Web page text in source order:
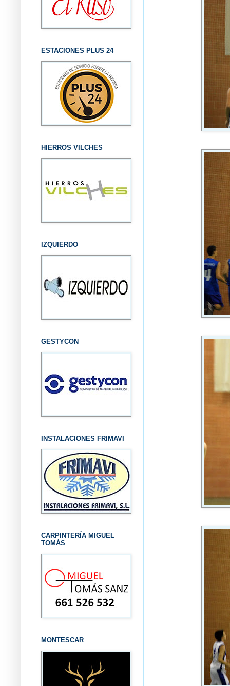
ESTACIONES PLUS 24
HIERROS VILCHES
IZQUIERDO
GESTYCON
INSTALACIONES FRIMAVI
CARPINTERÍA MIGUEL
TOMÁS
MONTESCAR